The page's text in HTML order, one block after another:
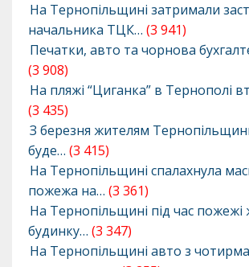
На Тернопільщині затримали
начальника ТЦК… (3 941)
Печатки, авто та чорнова
(3 908)
На пляжі “Циганка” в Тернополі
(3 435)
З березня жителям
буде… (3 415)
На Тернопільщині спалахнула
пожежа на… (3 361)
На Тернопільщині під час
будинку… (3 347)
На Тернопільщині авто з